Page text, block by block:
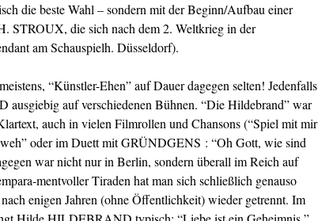
die beste Wahl – sondern mit der Beginn/Aufbau einer
STROUX, die sich nach dem 2. Weltkrieg in der
am Schauspielh. Düsseldorf).
“Künstler-Ehen” auf Dauer dagegen selten! Jedenfalls
auf verschiedenen Bühnen. “Die Hildebrand” war
auch in vielen Filmrollen und Chansons (“Spiel mit mir
oder im Duett mit GRÜNDGENS : “Oh Gott, wie sind
war nicht nur in Berlin, sondern überall im Reich auf
mentvoller Tiraden hat man sich schließlich genauso
enigen Jahren (ohne Öffentlichkeit) wieder getrennt. Im